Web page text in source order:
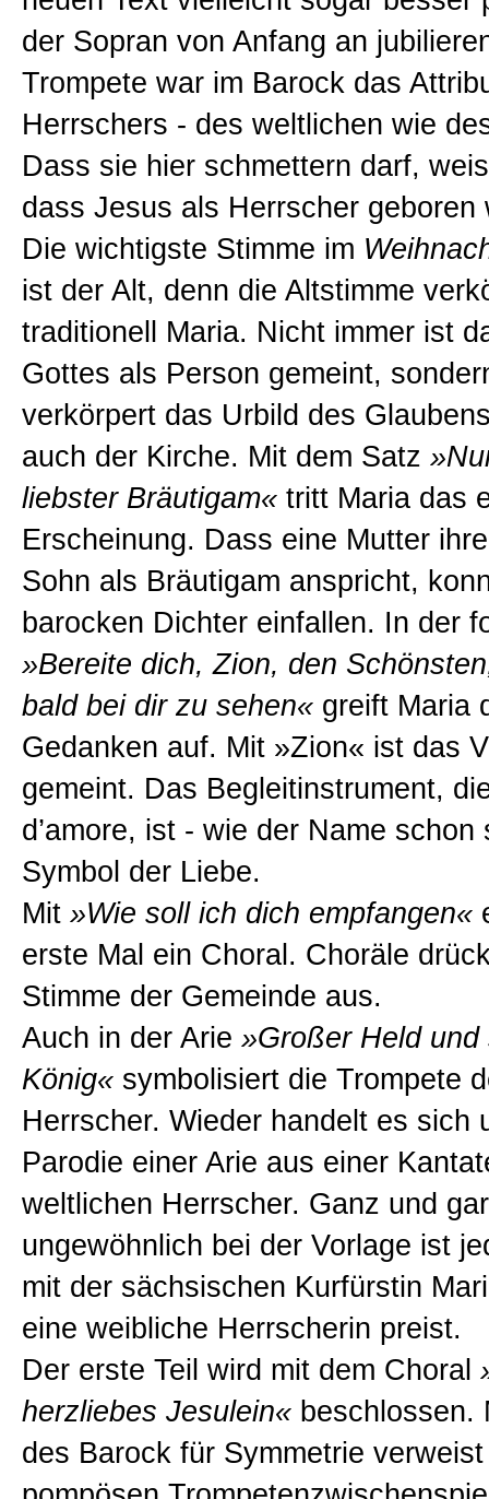
der Sopran von Anfang an
Trompete war im Barock das
Herrschers - des weltlichen wie
Dass sie hier schmettern darf,
dass Jesus als Herrscher geboren
Die wichtigste Stimme im
ist der Alt, denn die Altstimme
traditionell Maria. Nicht immer ist
Gottes als Person gemeint,
verkörpert das Urbild des
auch der Kirche. Mit dem Satz
liebster Bräutigam« tritt Maria das
Erscheinung. Dass eine Mutter
Sohn als Bräutigam anspricht,
barocken Dichter einfallen. In der
»Bereite dich, Zion, den
bald bei dir zu sehen« greift Maria
Gedanken auf. Mit »Zion« ist das
gemeint. Das Begleitinstrument,
d’amore, ist - wie der Name schon
Symbol der Liebe.
Mit »Wie soll ich dich empfangen«
erste Mal ein Choral. Choräle
Stimme der Gemeinde aus.
Auch in der Arie »Großer Held und
König« symbolisiert die Trompete
Herrscher. Wieder handelt es sich
Parodie einer Arie aus einer
weltlichen Herrscher. Ganz und gar
ungewöhnlich bei der Vorlage ist
mit der sächsischen Kurfürstin
eine weibliche Herrscherin preist.
Der erste Teil wird mit dem Choral
herzliebes Jesulein« beschlossen.
des Barock für Symmetrie